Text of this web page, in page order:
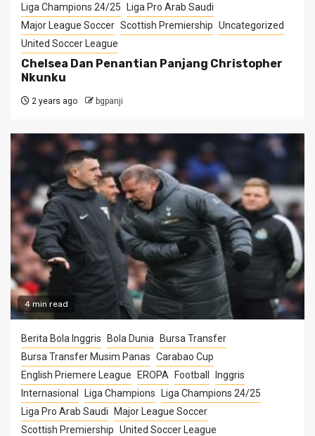
Liga Champions 24/25
Liga Pro Arab Saudi
Major League Soccer Scottish Premiership Uncategorized
United Soccer League
Chelsea Dan Penantian Panjang Christopher
Nkunku
2 years ago bgpanji
4 min read
Berita Bola Inggris Bola Dunia
Bursa Transfer
Bursa Transfer Musim Panas Carabao Cup
English Priemere League
EROPA Football
Inggris
Internasional
Liga Champions
Liga Champions 24/25
Liga Pro Arab Saudi
Major League Soccer
Scottish Premiership United Soccer League